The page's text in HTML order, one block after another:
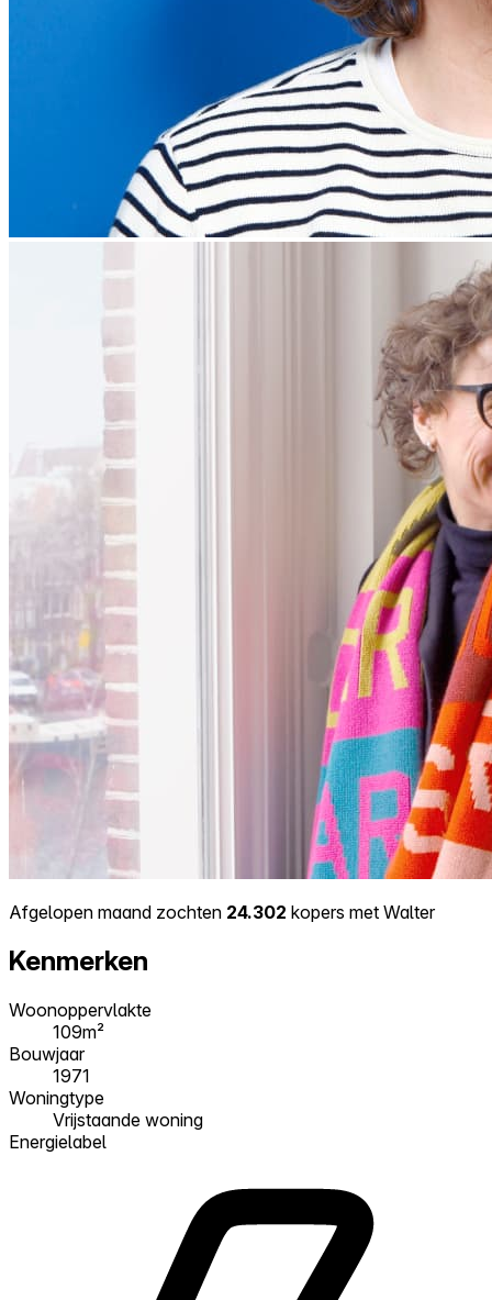
Afgelopen maand zochten 24.302 kopers met Walter
Kenmerken
Woonoppervlakte
109m²
Bouwjaar
1971
Woningtype
Vrijstaande woning
Energielabel